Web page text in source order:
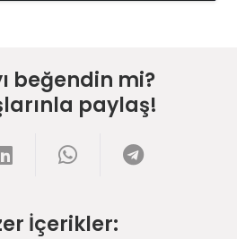
beğendin mi?
paylaş!
İçerikler: